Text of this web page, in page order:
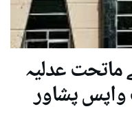
ماتحت عدلیہ
پشاور